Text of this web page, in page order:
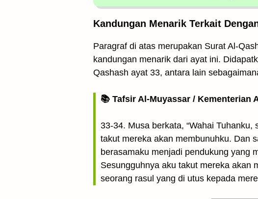
Kandungan Menarik Terkait
Paragraf di atas merupakan Surat Al-
kandungan menarik dari ayat ini.
Qashash ayat 33, antara lain
📚 Tafsir Al-Muyassar / Kementerian
33-34. Musa berkata, “Wahai
takut mereka akan membunuhku. Dan
berasamaku menjadi pendukung yang
Sesungguhnya aku takut mereka akan
seorang rasul yang di utus kepada